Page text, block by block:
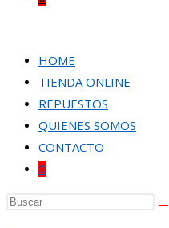
HOME
TIENDA ONLINE
REPUESTOS
QUIENES SOMOS
CONTACTO
0
Buscar